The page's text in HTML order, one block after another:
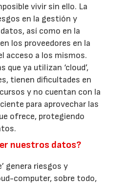
vivir sin ello. La
en la gestión y
así como en la
los proveedores en la
acceso a los mismos.
que ya utilizan ‘cloud’,
tienen dificultades en
y no cuentan con la
para aprovechar las
ofrece, protegiendo
nuestros datos?
genera riesgos y
computer, sobre todo,